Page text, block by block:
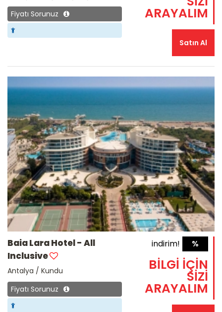
Fiyatı Sorunuz
ARAYALIM
Satın Al
Baia Lara Hotel - All
Inclusive
Antalya / Kundu
Fiyatı Sorunuz
%
indirim!
BİLGİ İÇİN
SİZİ
ARAYALIM